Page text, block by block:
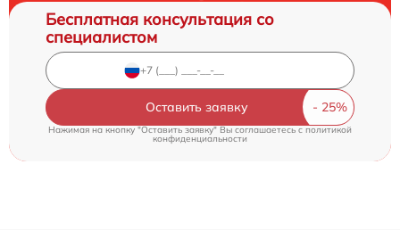
Бесплатная консультация со
специалистом
Оставить заявку
Нажимая на кнопку "Оставить заявку" Вы соглашаетесь cполитикой
конфиденциальности